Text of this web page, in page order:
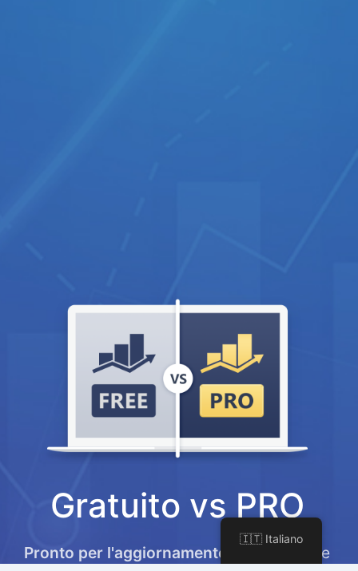
Gratuito vs PRO
Pronto per l'aggiornamento?
Scopri come
🇮🇹 Italiano